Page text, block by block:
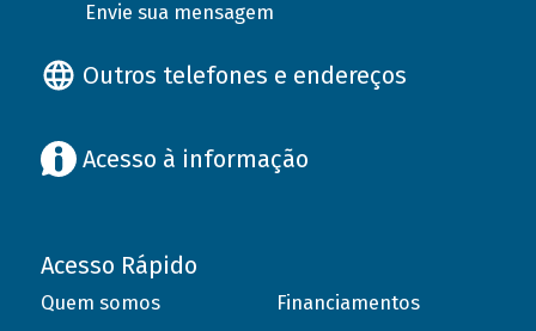
Envie sua mensagem
Outros telefones e endereços
Acesso à informação
Acesso Rápido
Quem somos
Financiamentos